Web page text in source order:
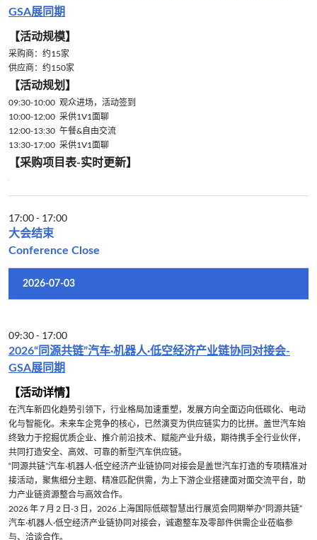
GSA展同期
【活动规模】
采购商：约15家
供应商：约150家
【活动规划】
09:30-10:00 观众进场，活动签到
10:00-12:00 采供1V1面聊
12:00-13:30 午餐&自由交流
13:30-17:00 采供1V1面聊
【采购项目表-实时更新】
17:00- 17:00
大会结束
Conference Close
2026-07-03
09:30- 17:00
2026“同源共链”汽车·机器人·低空经济产业链协同对接会-
GSA展同期
【活动详情】
在汽车新四化趋势引领下，行业格局加速重塑，发展方向全面迈向低碳化、电动
化与智能化。未来车企竞争的核心，已然演变为供应链实力的比拼。盖世汽车始
终致力于挖掘优质企业、推介前沿技术、赋能产业升级，期待携手全行业伙伴，
共同打造安全、高效、可靠的新型汽车供应链。
“同源共链”汽车·机器人·低空经济产业链协同对接会是盖世汽车打造的专项精准对
接活动，聚焦细分主题、精准匹配供需，为上下游企业搭建面对面交流平台，助
力产业链资源整合与高效合作。
2026 年 7 月 2 日-3 日，2026 上海国际低碳智慧出行展览会同期举办“同源共链”
汽车·机器人·低空经济产业链协同对接会，诚邀整车及零部件供需企业莅临参
与、洽谈合作。